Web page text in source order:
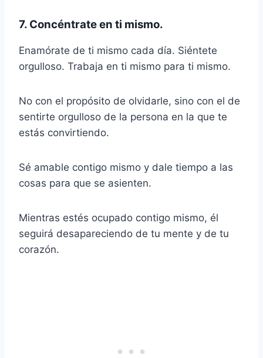
7. Concéntrate en ti mismo.
Enamórate de ti mismo cada día. Siéntete
orgulloso. Trabaja en ti mismo para ti mismo.
No con el propósito de olvidarle, sino con el de
sentirte orgulloso de la persona en la que te
estás convirtiendo.
Sé amable contigo mismo y dale tiempo a las
cosas para que se asienten.
Mientras estés ocupado contigo mismo, él
seguirá desapareciendo de tu mente y de tu
corazón.